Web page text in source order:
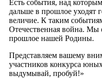
Есть события, над
дальше в прошлое уходят
величие. К таким
Отечественная война. Мы
прошлое нашей Родины.
Представляем вашему
участников конкурса
выдумывай, пробуй!»